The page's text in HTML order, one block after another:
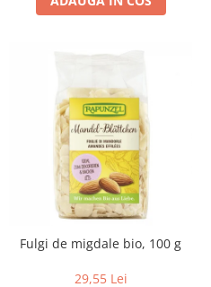
Fulgi de migdale bio, 100 g
29,55 Lei